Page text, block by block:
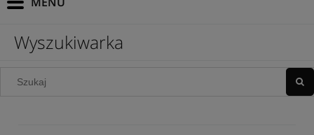
Wyszukiwarka